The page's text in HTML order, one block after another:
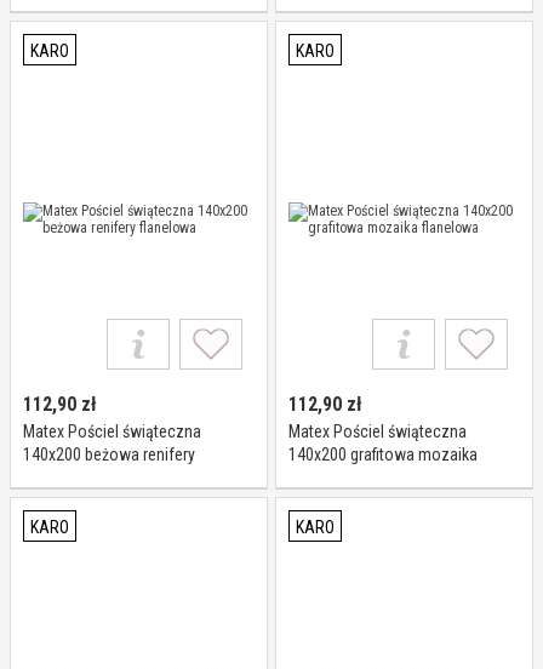
KARO
112,90 zł
Matex Pościel świąteczna
140x200 beżowa renifery
KARO
112,90 zł
Matex Pościel świąteczna
140x200 grafitowa mozaika
KARO KARO